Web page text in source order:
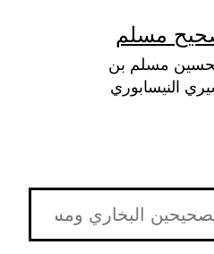
مسلم
مسلم بن
النيسابوري